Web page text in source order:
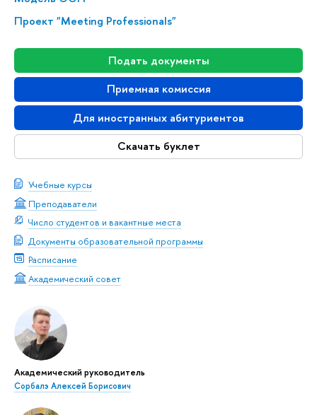
Проект "Meeting Professionals"
Подать документы
Приемная комиссия
Для иностранных абитуриентов
Скачать буклет
Учебные курсы
Преподаватели
Число студентов и вакантные места
Документы образовательной программы
Расписание
Академический совет
Академический руководитель
Сорбалэ Алексей Борисович